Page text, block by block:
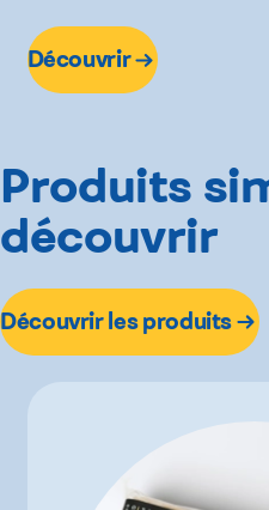
Découvrir
Produits
découvrir
Découvrir les produits